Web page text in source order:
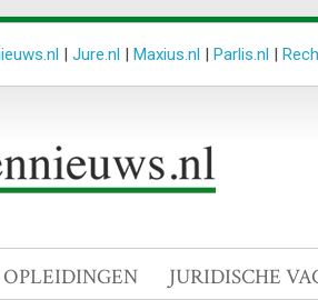
| Jure.nl | Maxius.nl | Parlis.nl |
OPLEIDINGEN JURIDISCHE